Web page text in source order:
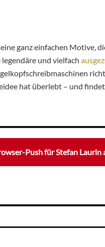
ganz einfachen Motive,
und vielfach
hat überlebt – und
Push für Stefan Laurin